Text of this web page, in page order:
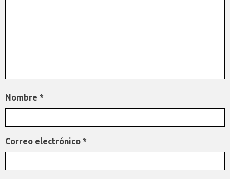
Nombre *
Correo electrónico *